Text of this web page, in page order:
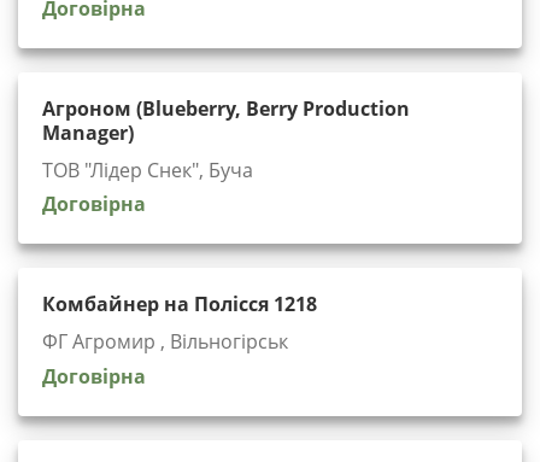
Договірна
Агроном (Blueberry, Berry Production
Manager)
ТОВ "Лідер Снек", Буча
Договірна
Комбайнер на Полісся 1218
ФГ Агромир , Вільногірськ
Договірна